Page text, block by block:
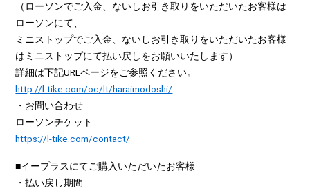
（ローソンでご入金、ないしお引き取りをいただいたお客様は
ローソンにて、
ミニストップでご入金、ないしお引き取りをいただいたお客様
はミニストップにて払い戻しをお願いいたします）
詳細は下記URLページをご参照ください。
http://l-tike.com/oc/lt/haraimodoshi/
・お問い合わせ
ローソンチケット
https://l-tike.com/contact/
■イープラスにてご購入いただいたお客様
・払い戻し期間